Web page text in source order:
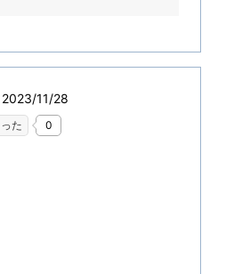
11/28
た 0